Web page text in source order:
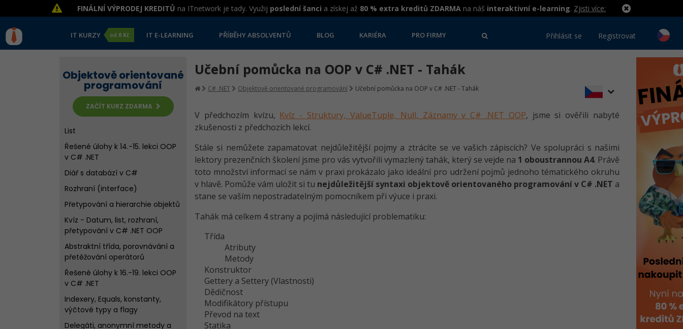
FINÁLNÍ VÝPRODEJ KREDITŮ na ITnetwork je tady. Využij poslední šanci a získej až 80 % extra kreditů ZDARMA na náš interaktivní e-learning. Zjisti více:
IT KURZY od 0 Kč IT E-LEARNING PŘÍBĚHY ABSOLVENTŮ BLOG KARIÉRA PRO FIRMY Přihlásit se Registrovat
Objektově orientované
programování
ZAČÍT KURZ ZDARMA
C# .NET
Kvíz - Dědičnost, statika,
Řešené úlohy k 13. lekci OOP v
C# .NET
Datum a čas v C# - DateOnly a
TimeOnly
List
Řešené úlohy k 14.-15. lekci OOP
v C# .NET
Diář s databází v C#
Rozhraní (interface)
Přetypování a hierarchie objektů
Kvíz - Datum, list, rozhraní,
přetypování v C# .NET OOP
Abstraktní třída, porovnávání a
přetěžování operátorů
Řešené úlohy k 16.-19. lekci OOP
v C# .NET
Indexery, Equals, konstanty,
výčtové typy a flagy
Delegáti, anonymní metody a
Učební pomůcka na OOP v C# .NET - Tahák
C# .NET Objektově orientované programování Učební pomůcka na OOP v C# .NET - Tahák
V předchozím kvízu, Kvíz - Struktury, ValueTuple, Null, Záznamy v C# .NET OOP, jsme si ověřili nabyté
zkušenosti z předchozích lekcí.
Stále si nemůžete zapamatovat nejdůležitější pojmy a ztrácíte se ve vašich zápiscích? Ve spolupráci s našimi
lektory prezenčních školení jsme pro vás vytvořili vymazlený tahák, který se vejde na 1 oboustrannou A4. Právě
toto množství informací se nám v praxi prokázalo jako ideální pro udržení pojmů jednoho tématického okruhu
v hlavě. Pomůže vám uložit si tu nejdůležitější syntaxi objektově orientovaného programování v C# .NET a
stane se vaším nepostradatelným pomocníkem při výuce i praxi.
Tahák má celkem 4 strany a pojímá následující problematiku:
Třída
Atributy
Metody
Konstruktor
Gettery a Settery (Vlastnosti)
Dědičnost
Modifikátory přístupu
Převod na text
Statika